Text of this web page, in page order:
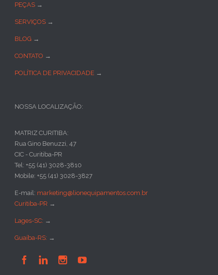
PEÇAS →
SERVIÇOS →
BLOG →
CONTATO →
POLÍTICA DE PRIVACIDADE →
NOSSA LOCALIZAÇÃO:
MATRIZ CURITIBA:
Rua Gino Benuzzi, 47
CIC - Curitiba-PR
Tel: +55 (41) 3028-3810
Mobile: +55 (41) 3028-3827
E-mail: marketing@lionequipamentos.com.br
Curitiba-PR →
Lages-SC: →
Guaíba-RS: →
   